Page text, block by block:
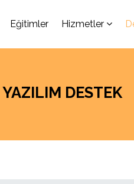
Eğitimler Hizmetler
YAZILIM DESTEK